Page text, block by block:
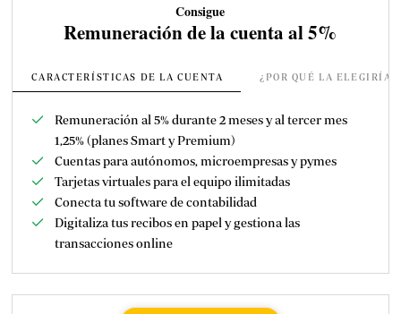
Consigue
Remuneración de la cuenta al 5%
CARACTERÍSTICAS DE LA CUENTA ¿POR QUÉ LA
Remuneración al 5% durante 2 meses y al tercer mes
1,25% (planes Smart y Premium)
Cuentas para autónomos, microempresas y pymes
Tarjetas virtuales para el equipo ilimitadas
Conecta tu software de contabilidad
Digitaliza tus recibos en papel y gestiona las
transacciones online